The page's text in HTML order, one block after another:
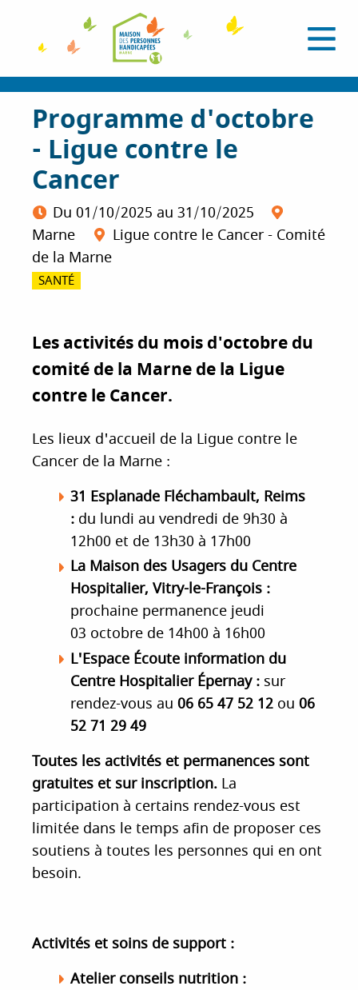
O
v
i
Programme d'octobre
- Ligue contre le
Cancer
Du 01/10/2025 au 31/10/2025
Marne
Ligue contre le Cancer - Comité
de la Marne
SANTÉ
Les activités du mois d'octobre du
comité de la Marne de la Ligue
contre le Cancer.
Les lieux d'accueil de la Ligue contre le
Cancer de la Marne :
31 Esplanade Fléchambault, Reims
: du lundi au vendredi de 9h30 à
12h00 et de 13h30 à 17h00
La Maison des Usagers du Centre
Hospitalier, Vitry-le-François :
prochaine permanence jeudi
03 octobre de 14h00 à 16h00
L'Espace Écoute information du
Centre Hospitalier Épernay : sur
rendez-vous au 06 65 47 52 12 ou 06
52 71 29 49
Toutes les activités et permanences sont
gratuites et sur inscription. La
participation à certains rendez-vous est
limitée dans le temps afin de proposer ces
soutiens à toutes les personnes qui en ont
besoin.
Activités et soins de support :
Atelier conseils nutrition :